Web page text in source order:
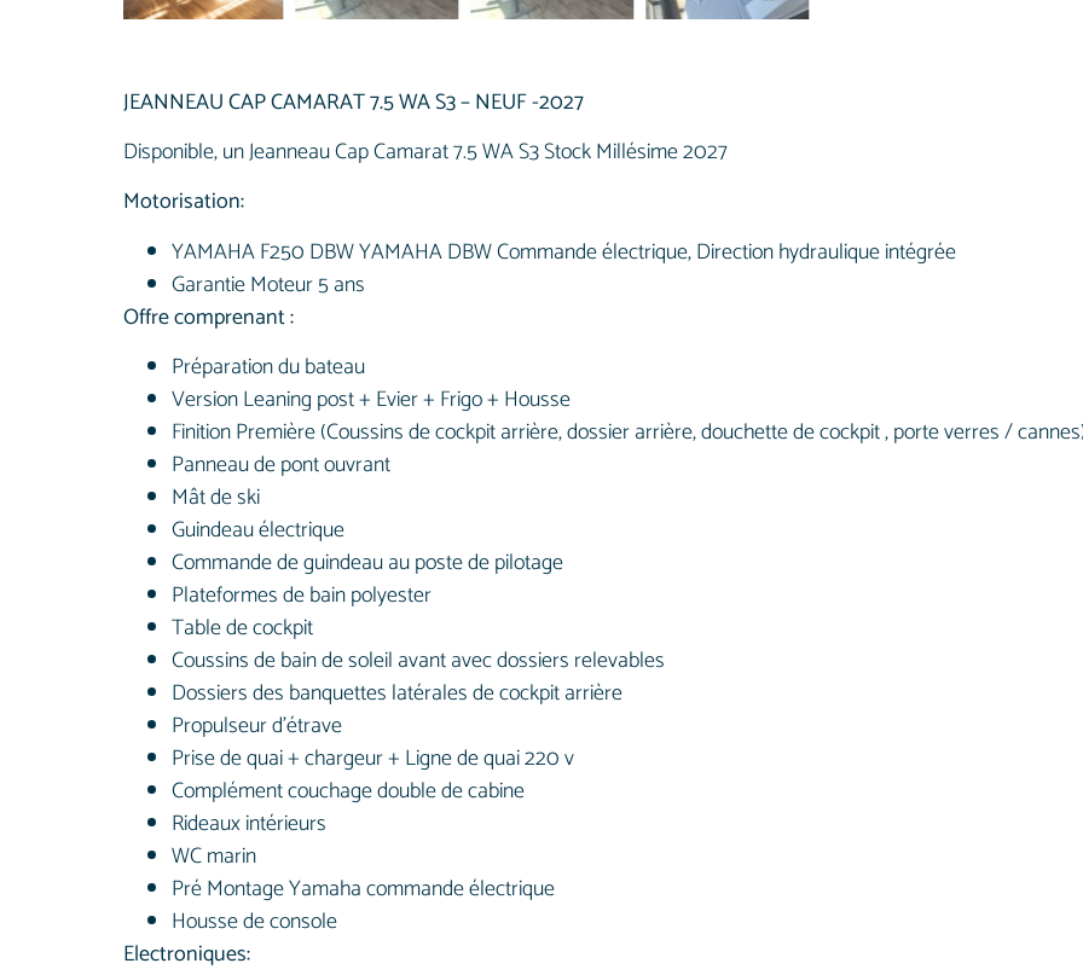
JEANNEAU CAP CAMARAT 7.5 WA S3 – NEUF -2027
Disponible, un Jeanneau Cap Camarat 7.5 WA S3 Stock Millésime 2027
Motorisation:
YAMAHA F250 DBW YAMAHA DBW Commande électrique, Direction hydraulique intégrée
Garantie Moteur 5 ans
Offre comprenant :
Préparation du bateau
Version Leaning post + Evier + Frigo + Housse
Finition Première (Coussins de cockpit arrière, dossier arrière, douchette de cockpit , porte verres /
Panneau de pont ouvrant
Mât de ski
Guindeau électrique
Commande de guindeau au poste de pilotage
Plateformes de bain polyester
Table de cockpit
Coussins de bain de soleil avant avec dossiers relevables
Dossiers des banquettes latérales de cockpit arrière
Propulseur d’étrave
Prise de quai + chargeur + Ligne de quai 220 v
Complément couchage double de cabine
Rideaux intérieurs
WC marin
Pré Montage Yamaha commande électrique
Housse de console
Electroniques: